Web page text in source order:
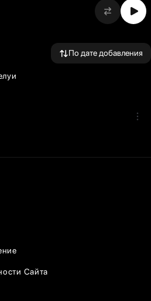
По дате добавления
Сайта